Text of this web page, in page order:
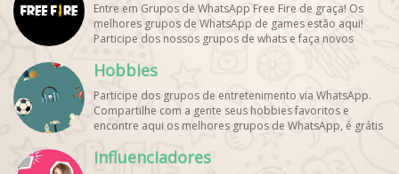
Entre em Grupos de WhatsApp Free Fire de graça! Os
melhores grupos de WhatsApp de games estão aqui!
Participe dos nossos grupos de whats e faça novos
Hobbies
Participe dos grupos de entretenimento via WhatsApp.
Compartilhe com a gente seus hobbies favoritos e
encontre aqui os melhores grupos de WhatsApp, é grátis
influenciadores